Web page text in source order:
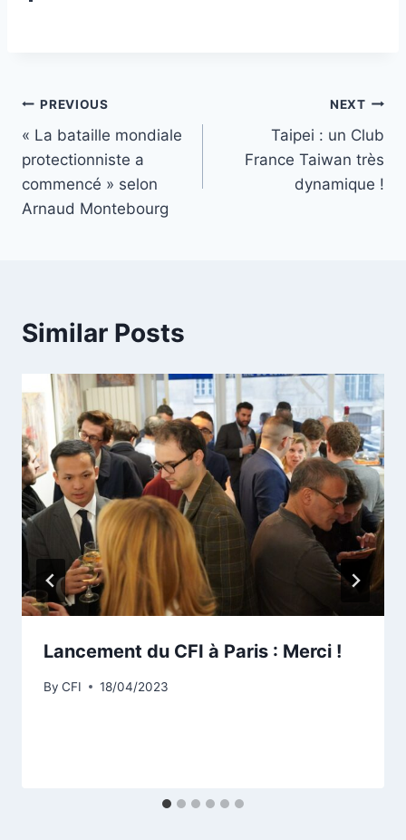
Post
navigation
PREVIOUS
« La bataille mondiale
protectionniste a
commencé » selon
Arnaud Montebourg
NEXT
Taipei : un Club
France Taiwan très
dynamique !
Similar Posts
Lancement du CFI à Paris : Merci !
By CFI 18/04/2023